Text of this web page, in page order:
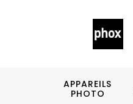
APPAREILS
PHOTO